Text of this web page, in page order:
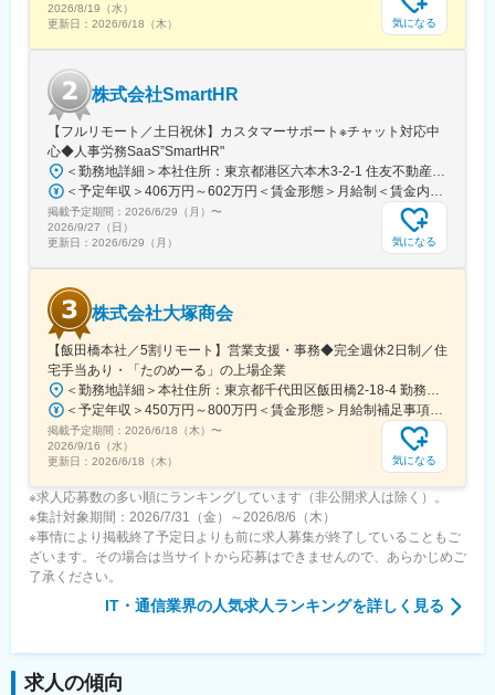
・FW：ReactNative
■職務の魅力：
・いずれのプロジェクトにおいても、プロジェクトの推進・管理
の役割を担って頂きます。クライアントの折衝および案件拡大に
向けた営業活動についても活躍の場を提供することができます。
・技術あるいは業務分析などご自身の現在のスキルやキャリアプ
ランを踏まえた案件へのアサインを行い、個人の成長と会社の成
長をかみ合わせる環境が整っています。
・INTLOOPはコンサルと開発という両面から広いネットワークを
擁しており、最上流～デリバリーまで、幅広いニーズに対応する
ことが可能です。
2026/8/19（水）
更新日： 2026/6/18（木） 気になる
株式会社SmartHR
【フルリモート／土日祝休】カスタマーサポート※チャット対応中
心◆人事労務SaaS”SmartHR"
掲載予定期間： 2026/6/29（月） 〜
2026/9/27（日）
更新日： 2026/6/29（月） 気になる
株式会社大塚商会
【飯田橋本社／5割リモート】営業支援・事務◆完全週休2日制／住
宅手当あり・「たのめーる」の上場企業
掲載予定期間： 2026/6/18（木） 〜
2026/9/16（水）
更新日： 2026/6/18（木） 気になる
※求人応募数の多い順にランキングしています（非公開求人は除く）。
※集計対象期間：2026/7/31（金）～2026/8/6（木）
※事情により掲載終了予定日よりも前に求人募集が終了していることもご
ざいます。その場合は当サイトから応募はできませんので、あらかじめご
了承ください。
IT・通信業界の人気求人ランキングを詳しく見る
求人の傾向